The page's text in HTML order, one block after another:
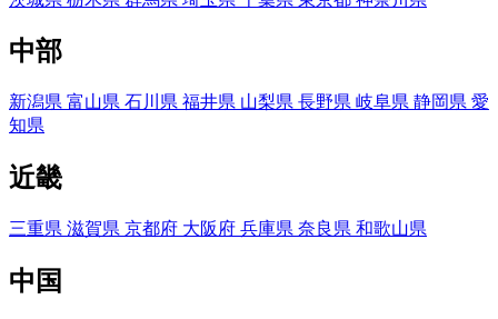
中部
新潟県 富山県 石川県 福井県 山梨県 長野県 岐阜県 静岡県 愛
知県
近畿
三重県 滋賀県 京都府 大阪府 兵庫県 奈良県 和歌山県
中国